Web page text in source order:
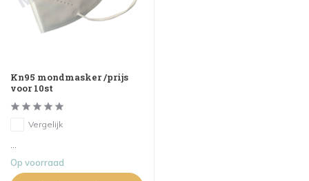
Kn95 mondmasker /prijs
voor 10st
Vergelijk
...
Op voorraad